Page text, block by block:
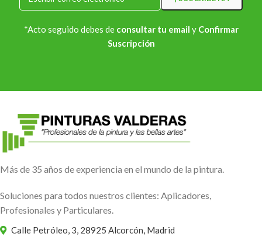
*Acto seguido debes de consultar tu email y Confirmar
Suscripción
Más de 35 años de experiencia en el mundo de la pintura.
Soluciones para todos nuestros clientes: Aplicadores,
Profesionales y Particulares.
Calle Petróleo, 3, 28925 Alcorcón, Madrid